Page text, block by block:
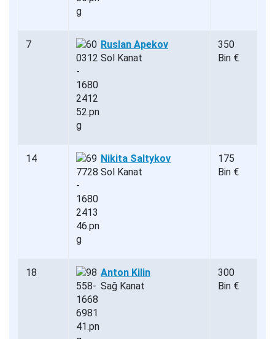
7
Ruslan Apekov
Sol Kanat
350
Bin €
14
Nikita Saltykov
Sol Kanat
175
Bin €
18
Anton Kilin
Sağ Kanat
300
Bin €